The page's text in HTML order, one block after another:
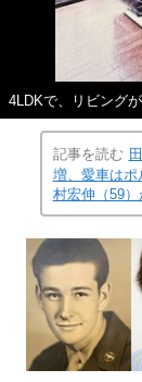
4LDKで、リビング
記事を読む
増、愛車は
村宏伸（59